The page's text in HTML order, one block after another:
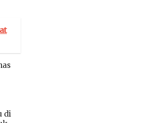
di